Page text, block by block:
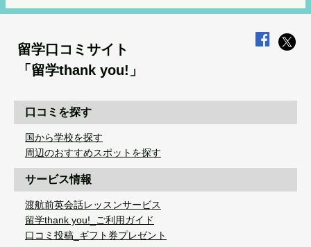
留学口コミサイト
「留学thank you!」
口コミを探す
国から学校を探す
周辺のおすすめスポットを探す
サービス情報
渡航前英会話レッスンサービス
留学thank you!_ご利用ガイド
口コミ投稿_ギフト券プレゼント